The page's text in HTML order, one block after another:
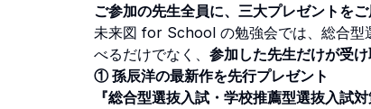
ご参加の先生全員に、三大プレゼントをご
未来図 for School の勉強会では、総合型
べるだけでなく、 参加した先生だけが受
① 孫辰洋の最新作を先行プレゼント
『総合型選抜入試・学校推薦型選抜入試